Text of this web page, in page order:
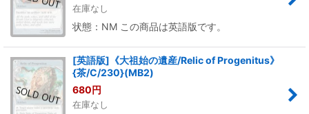
在庫なし
状態：NM この商品は英語版です。
[英語版]《大祖始の遺産/Relic of Progenitus》
{茶/C/230}(MB2)
680円
在庫なし